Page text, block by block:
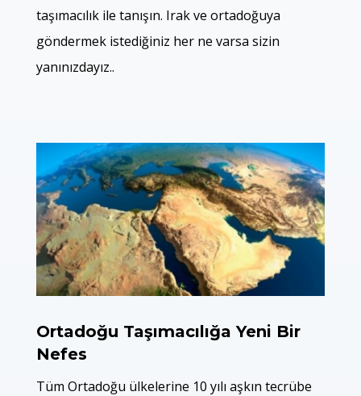
taşımacılık ile tanışın. Irak ve ortadoğuya
göndermek istediğiniz her ne varsa sizin
yanınızdayız..
Ortadoğu Taşımacılığa Yeni Bir
Nefes
Tüm Ortadoğu ülkelerine 10 yılı aşkın tecrübe